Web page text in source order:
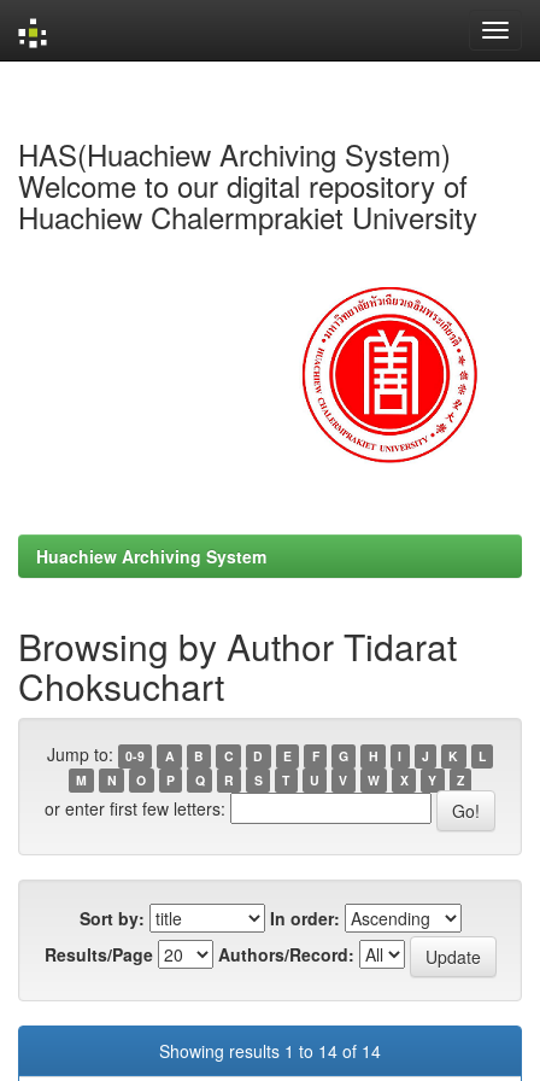
HAS(Huachiew Archiving System)
Welcome to our digital repository of
Huachiew Chalermprakiet University
Huachiew Archiving System
Browsing by Author Tidarat
Choksuchart
Jump to: 0-9 A B C D E F G H I J K
L
M
N O P Q R S T U V W X Y Z
or enter first few letters:
Sort by:
In order:
Results/Page
Authors/Record:
Showing results 1 to 14 of 14